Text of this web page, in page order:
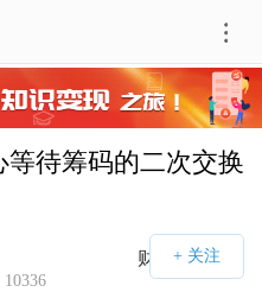
待筹码的二次交换
财经号APP
10336